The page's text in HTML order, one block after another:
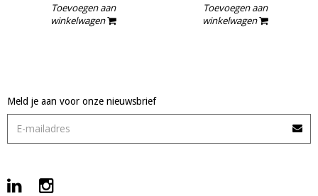
Toevoegen aan
winkelwagen
Toevoegen aan
winkelwagen
Meld je aan voor onze nieuwsbrief